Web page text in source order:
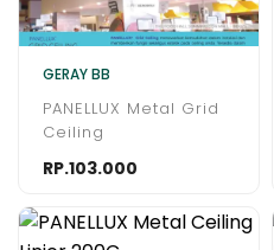
GERAY BB
PANELLUX Metal Grid
Ceiling
RP.103.000